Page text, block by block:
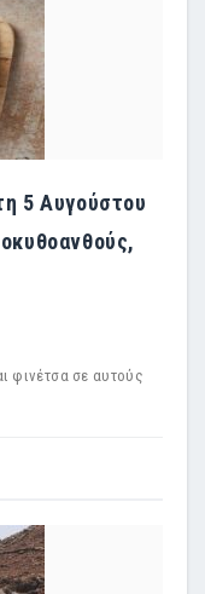
5 Αυγούστου
φινέτσα σε αυτούς